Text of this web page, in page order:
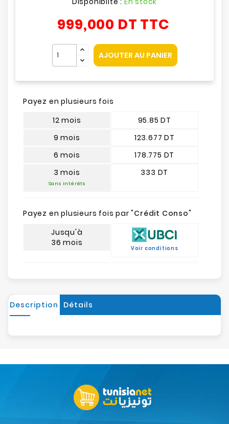
999,000 DT TTC
AJOUTER AU PANIER
Payez en plusieurs fois
12 mois
9 mois
6 mois
3 mois
Sans intérêts
95.85 DT
123.677 DT
178.775 DT
333 DT
Payez en plusieurs fois par "Crédit Conso"
Jusqu'à
36 mois
Voir conditions
Description Détails